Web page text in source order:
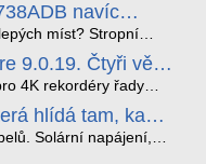
poháněný
(AI), je navržen
pro vymáhání
na silnicích a
městech.
navíc
PC. míst? Stropní
skládá obraz ze dvou
180° záběru bez
osob a vozidel,
9.0.19. Čtyři věci,
4K rekordéry řady
z nich vám ušetří
hlídá tam, kam
Solární napájení,